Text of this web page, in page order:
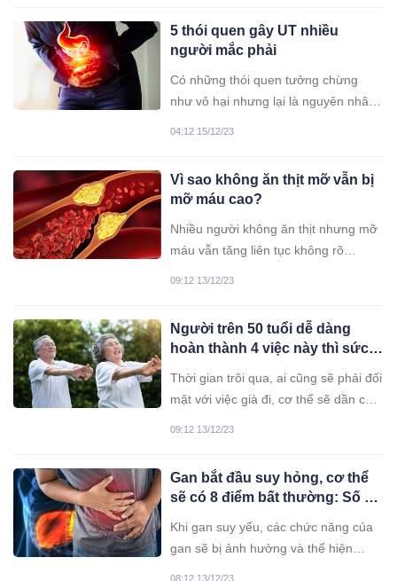
5 thói quen gây UT nhiều
người mắc phải
Có những thói quen tưởng chừng
như vô hại nhưng lại là nguyên nhân
04:12 15/12/23
Vì sao không ăn thịt mỡ vẫn bị
mỡ máu cao?
Nhiều người không ăn thịt nhưng mỡ
máu vẫn tăng liên tục không rõ
ăn chay trường.
09:12 13/12/23
Người trên 50 tuổi dễ dàng
hoàn thành 4 việc này thì sức
Thời gian trôi qua, ai cũng sẽ phải đối
mặt với việc già đi, cơ thể sẽ dần có
09:12 13/12/23
Gan bắt đầu suy hỏng, cơ thể
sẽ có 8 điểm bất thường: Số 1
Khi gan suy yếu, các chức năng của
gan sẽ bị ảnh hưởng và thể hiện
08:12 13/12/23